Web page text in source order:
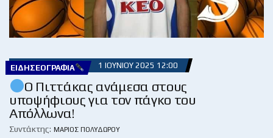
ΕΙΔΗΣΕΟΓΡΑΦΊΑ 1 ΙΟΥΝΊΟΥ 2025 12:00
Ο Πιττάκας ανάμεσα στους
υποψήφιους για τον πάγκο του
Απόλλωνα!
Συντάκτης: ΜΆΡΙΟΣ ΠΟΛΥΔΏΡΟΥ